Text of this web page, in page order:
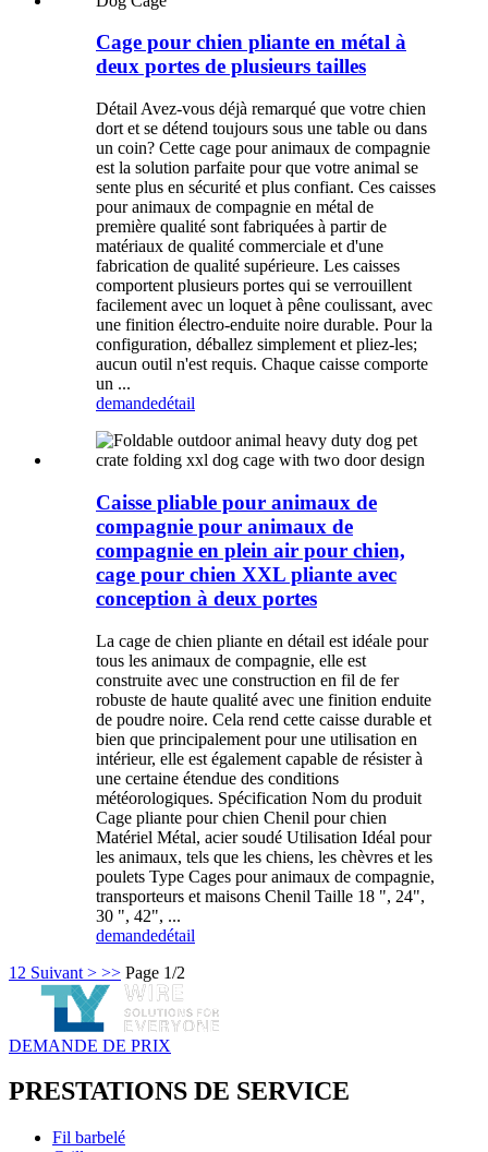
Cage pour chien pliante en métal à
deux portes de plusieurs tailles
Détail Avez-vous déjà remarqué que votre chien
dort et se détend toujours sous une table ou dans
un coin? Cette cage pour animaux de compagnie
est la solution parfaite pour que votre animal se
sente plus en sécurité et plus confiant. Ces caisses
pour animaux de compagnie en métal de
première qualité sont fabriquées à partir de
matériaux de qualité commerciale et d'une
fabrication de qualité supérieure. Les caisses
comportent plusieurs portes qui se verrouillent
facilement avec un loquet à pêne coulissant, avec
une finition électro-enduite noire durable. Pour la
configuration, déballez simplement et pliez-les;
aucun outil n'est requis. Chaque caisse comporte
un ...
demandedétail
Caisse pliable pour animaux de
compagnie pour animaux de
compagnie en plein air pour chien,
cage pour chien XXL pliante avec
conception à deux portes
La cage de chien pliante en détail est idéale pour
tous les animaux de compagnie, elle est
construite avec une construction en fil de fer
robuste de haute qualité avec une finition enduite
de poudre noire. Cela rend cette caisse durable et
bien que principalement pour une utilisation en
intérieur, elle est également capable de résister à
une certaine étendue des conditions
météorologiques. Spécification Nom du produit
Cage pliante pour chien Chenil pour chien
Matériel Métal, acier soudé Utilisation Idéal pour
les animaux, tels que les chiens, les chèvres et les
poulets Type Cages pour animaux de compagnie,
transporteurs et maisons Chenil Taille 18 ", 24",
30 ", 42", ...
demandedétail
1 2 Suivant > >> Page 1/2
DEMANDE DE PRIX
PRESTATIONS DE SERVICE
Fil barbelé